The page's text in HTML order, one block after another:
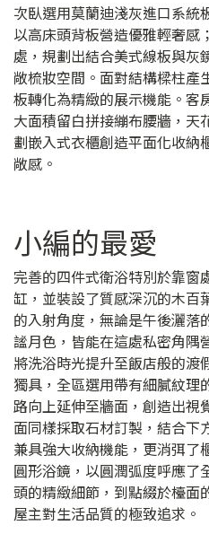
次臥選用莫蘭迪淺灰進口系統
以高床頭背板營造優雅輕奢感
處，規劃出結合美式線板與灰
敞梳妝空間。面對結構樑柱產
板轉化為精緻的展示機能。客
大面積留白拼接繃布腰牆，天
劃嵌入式衣櫃創造平面化收納
敞感。
小編的最愛
完善的四件式衛浴特別於靠窗
缸，並裝設了質感深沉的木百
的入射角度，無論是午後灑落
謐月色，皆能在這處私密角隅
將洗浴時光提升至飯店般的渡
獨具，全區選用帶有細膩紋理
路向上延伸至牆面，創造出視
面同樣採取石材訂製，結合下
兼具強大收納機能，更消弭了
圓形浴鏡，以圓潤弧度呼應了
頭的精緻細節，到點綴於檯面
屋主對生活品質的極致追求。